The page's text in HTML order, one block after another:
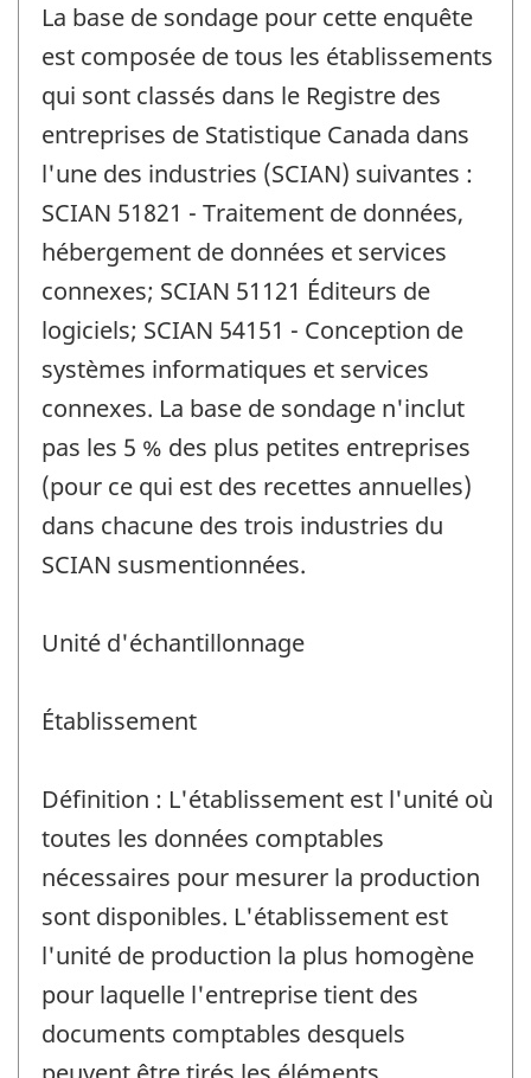
La base de sondage pour cette enquête
est composée de tous les établissements
qui sont classés dans le Registre des
entreprises de Statistique Canada dans
l'une des industries (SCIAN) suivantes :
SCIAN 51821 - Traitement de données,
hébergement de données et services
connexes; SCIAN 51121 Éditeurs de
logiciels; SCIAN 54151 - Conception de
systèmes informatiques et services
connexes. La base de sondage n'inclut
pas les 5 % des plus petites entreprises
(pour ce qui est des recettes annuelles)
dans chacune des trois industries du
SCIAN susmentionnées.
Unité d'échantillonnage
Établissement
Définition : L'établissement est l'unité où
toutes les données comptables
nécessaires pour mesurer la production
sont disponibles. L'établissement est
l'unité de production la plus homogène
pour laquelle l'entreprise tient des
documents comptables desquels